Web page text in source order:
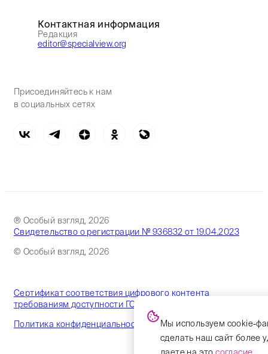
Контактная информация
Редакция
editor@specialview.org
Присоединяйтесь к нам
в социальных сетях
® Особый взгляд, 2026
Свидетельство о регистрации № 936832 от 19.04.2023
© Особый взгляд, 2026
Сертификат соответствия цифрового контента
требованиям доступности ГОСТ
Политика конфиденциальности
Мы используем cookie-
сделать наш сайт более